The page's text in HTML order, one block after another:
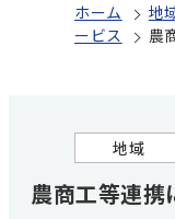
ホーム 地
ービス
農
地域
農商工等連携